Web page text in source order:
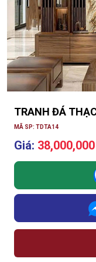
TRANH ĐÁ
MÃ SP: TDTA14
Giá: